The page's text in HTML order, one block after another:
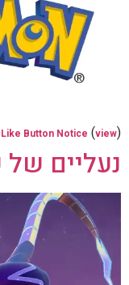
Like Button Notice (view)
נעליים של